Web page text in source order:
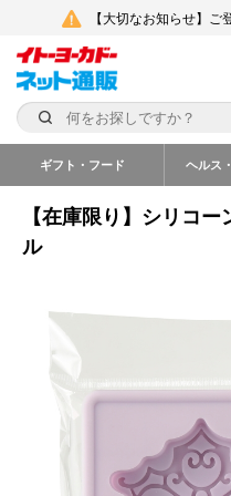
【大切なお知らせ】
ギフト・フード ヘルス
【在庫限り】シリコ
ル